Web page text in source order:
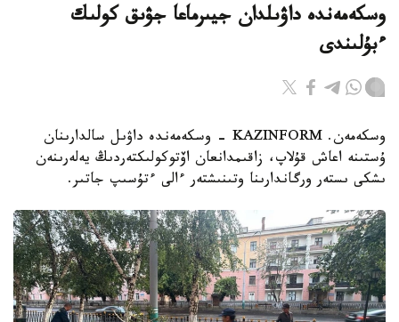
وسكەمەندە داۋىلدان جيىرماعا جۋىق كولىك
ءبۇلىندى
وسكەمەن. KAZINFORM - وسكەمەندە داۋىل سالدارىنان
ۇستىنە اعاش قۇلاپ، زاقىمدانعان اۆتوكولىكتەردىڭ يەلەرىنەن
ىشكى ىستەر ورگاندارىنا وتىنىشتەر ءالى ءتۇسىپ جاتىر.